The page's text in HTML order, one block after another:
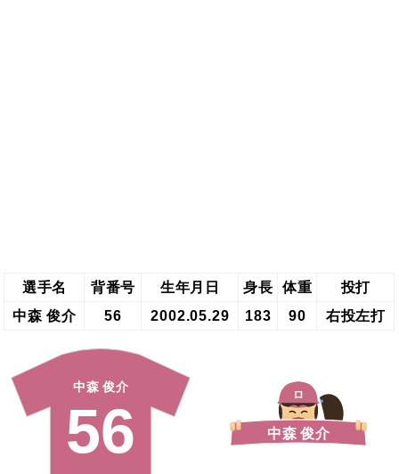
選手名 背番号 生年月日 身長 体重
投打
中森 俊介
56 2002.05.29 183 90 右投左打
中森 俊介
56
ロ
中森 俊介